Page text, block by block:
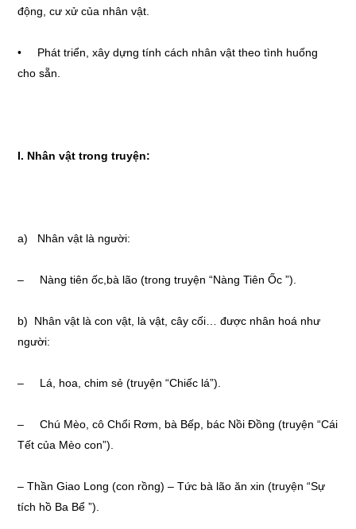
động, cư xử của nhân vật.
• Phát triển, xây dựng tính cách nhân vật theo tình huống
cho sẵn.
I. Nhân vật trong truyện:
a) Nhân vật là người:
– Nàng tiên ốc,bà lão (trong truyện “Nàng Tiên Ốc ”).
b) Nhân vật là con vật, là vật, cây cối… được nhân hoá như
người:
– Lá, hoa, chim sẻ (truyện “Chiếc lá”).
– Chú Mèo, cô Chổi Rơm, bà Bếp, bác Nồi Đồng (truyện “Cái
Tết của Mèo con”).
– Thần Giao Long (con rồng) – Tức bà lão ăn xin (truyện “Sự
tích hồ Ba Bể ”).